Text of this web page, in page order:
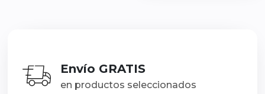
Envío GRATIS
en productos seleccionados